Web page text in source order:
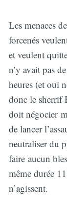
Les menaces
forcenés
et veulent
n’y avait pas
heures (et oui
donc le sherrif
doit négocier
de lancer
neutraliser du
faire aucun
même durée
n’agissent.